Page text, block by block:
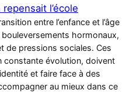
l’école
entre l’enfance et l’âge
hormonaux,
de pressions sociales. Ces
constante évolution, doivent
et faire face à des
au mieux dans ce